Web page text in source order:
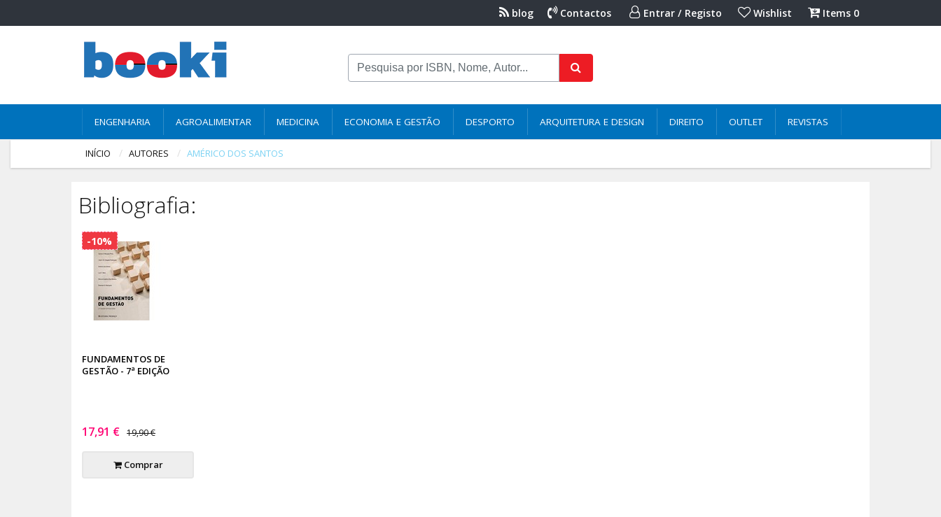
blog Contactos Entrar / Registo Wishlist Items 0
ENGENHARIA AGROALIMENTAR MEDICINA ECONOMIA E GESTÃO DESPORTO ARQUITETURA E DESIGN DIREITO OUTLET REVISTAS
INÍCIO AUTORES AMÉRICO DOS SANTOS
Bibliografia:
FUNDAMENTOS DE
GESTÃO - 7ª EDIÇÃO
17,91 € 19,90 €
Comprar
-10%